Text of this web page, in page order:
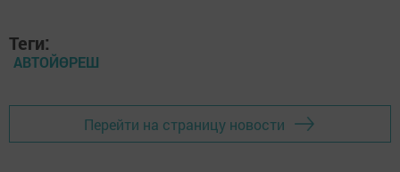
Теги:
АВТОЙӨРЕШ
Перейти на страницу новости